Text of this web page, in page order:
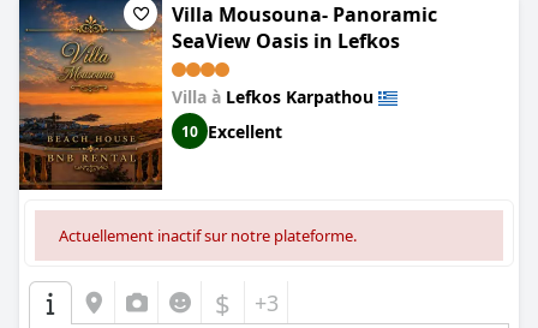
Villa Mousouna- Panoramic
SeaView Oasis in Lefkos
Villa à Lefkos Karpathou
10 Excellent
Actuellement inactif sur notre plateforme.
$ +3